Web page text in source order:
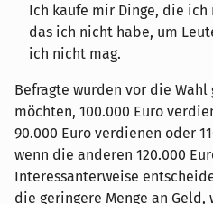
Ich kaufe mir Dinge, die ich
das ich nicht habe, um
ich nicht mag.
Befragte wurden vor die
möchten, 100.000 Euro
90.000 Euro verdienen oder
wenn die anderen 120.000
Interessanterweise
die geringere Menge an